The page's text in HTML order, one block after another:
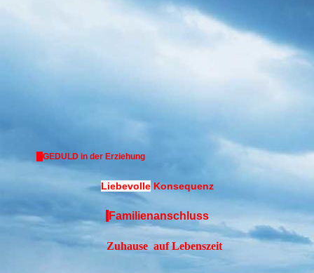
GEDULD in der Erziehung
Liebevolle Konsequenz
Familienanschluss
Zuhause auf Lebenszeit